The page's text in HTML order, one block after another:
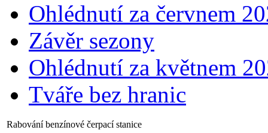
Ohlédnutí za červnem
Závěr sezony
Ohlédnutí za květnem
Tváře bez hranic
Rabování benzínové čerpací stanice